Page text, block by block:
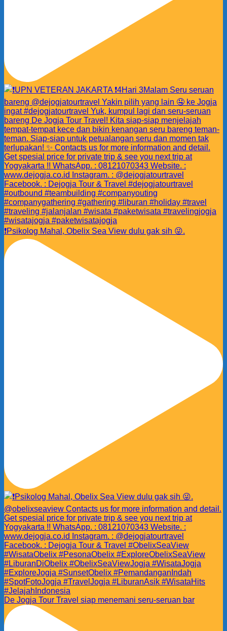
❗️Psikolog Mahal, Obelix Sea View dulu gak sih 😜.
De Jogja Tour Travel siap menemani seru-seruan bar